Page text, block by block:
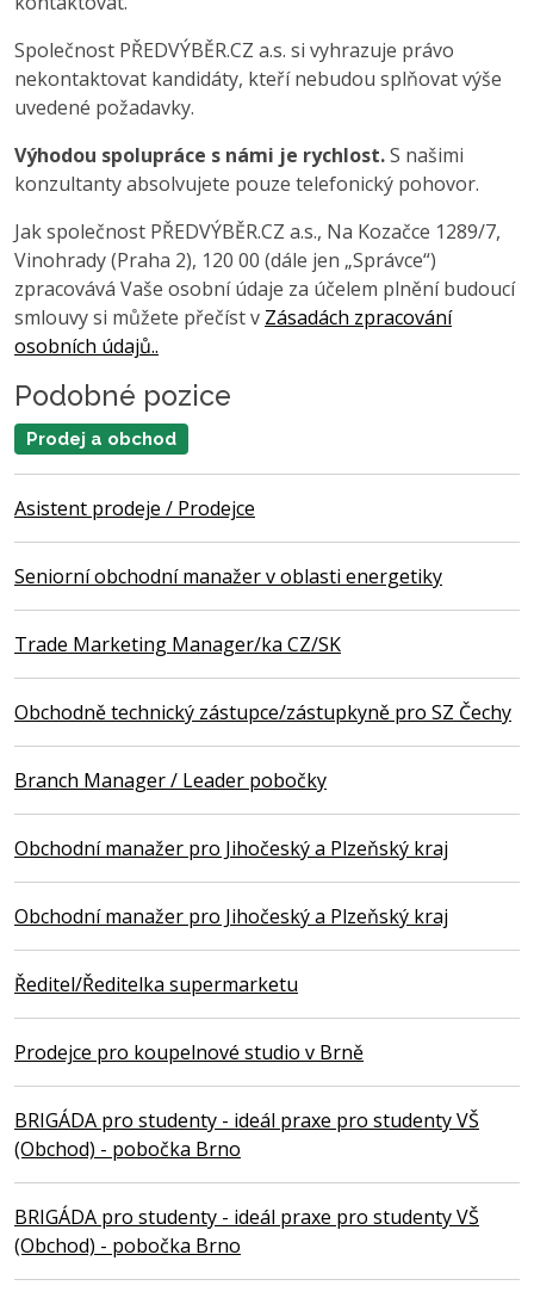
Společnost PŘEDVÝBĚR.CZ a.s. si vyhrazuje právo
nekontaktovat kandidáty, kteří nebudou splňovat výše
uvedené požadavky.
Výhodou spolupráce s námi je rychlost.S našimi
konzultanty absolvujete pouze telefonický pohovor.
Jak společnost PŘEDVÝBĚR.CZ a.s., Na Kozačce 1289/7,
Vinohrady (Praha 2), 120 00 (dále jen „Správce“)
zpracovává Vaše osobní údaje za účelem plnění budoucí
smlouvy si můžete přečíst v Zásadách zpracování
osobních údajů..
Podobné pozice
Prodej a obchod
Asistent prodeje / Prodejce
Seniorní obchodní manažer v oblasti energetiky
Trade Marketing Manager/ka CZ/SK
Obchodně technický zástupce/zástupkyně pro SZ Čechy
Branch Manager / Leader pobočky
Obchodní manažer pro Jihočeský a Plzeňský kraj
Obchodní manažer pro Jihočeský a Plzeňský kraj
Ředitel/Ředitelka supermarketu
Prodejce pro koupelnové studio v Brně
BRIGÁDA pro studenty - ideál praxe pro studenty VŠ
(Obchod) - pobočka Brno
BRIGÁDA pro studenty - ideál praxe pro studenty VŠ
(Obchod) - pobočka Brno